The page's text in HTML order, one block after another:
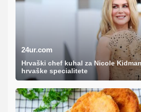
24ur.com
Hrvaški chef kuhal za Nicole
hrvaške specialitete